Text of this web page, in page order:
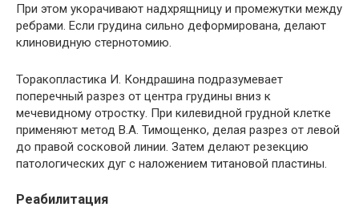
При этом укорачивают надхрящницу и промежутки между
ребрами. Если грудина сильно деформирована, делают
клиновидную стернотомию.
Торакопластика И. Кондрашина подразумевает
поперечный разрез от центра грудины вниз к
мечевидному отростку. При килевидной грудной клетке
применяют метод В.А. Тимощенко, делая разрез от левой
до правой сосковой линии. Затем делают резекцию
патологических дуг с наложением титановой пластины.
Реабилитация